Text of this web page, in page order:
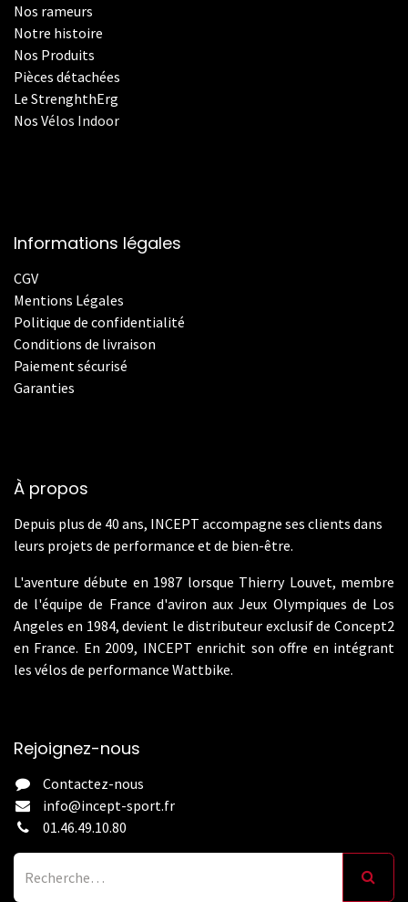
Nos rameurs
Notre histoire
Nos Produits
Pièces détachées
Le StrenghthErg
Nos Vélos Indoor
Informations légales
CGV
Mentions Légales
Politique de confidentialité
Conditions de livraison
Paiement sécurisé
Garanties
À propos
Depuis plus de 40 ans, INCEPT accompagne ses clients dans
leurs projets de performance et de bien-être.
L'aventure débute en 1987 lorsque Thierry Louvet, membre
de l'équipe de France d'aviron aux Jeux Olympiques de Los
Angeles en 1984, devient le distributeur exclusif de Concept2
en France. En 2009, INCEPT enrichit son offre en intégrant
les vélos de performance Wattbike.
Rejoignez-nous
Contactez-nous
info@incept-sport.fr
01.46.49.10.80